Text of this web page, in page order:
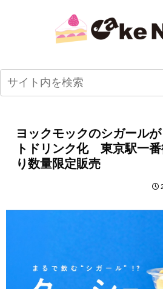
ヨックモックのシガール
トドリンク化 東京駅一
り数量限定販売